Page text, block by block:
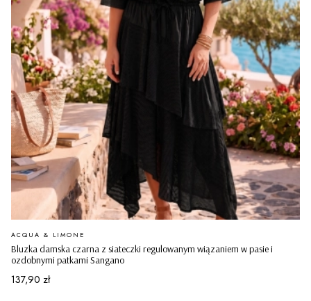
Bluzka damska czarna z siateczki regulowanym wiązaniem w pasie i
ozdobnymi patkami Sangano
PRODUCENT
ACQUA & LIMONE
Cena
137,90 zł